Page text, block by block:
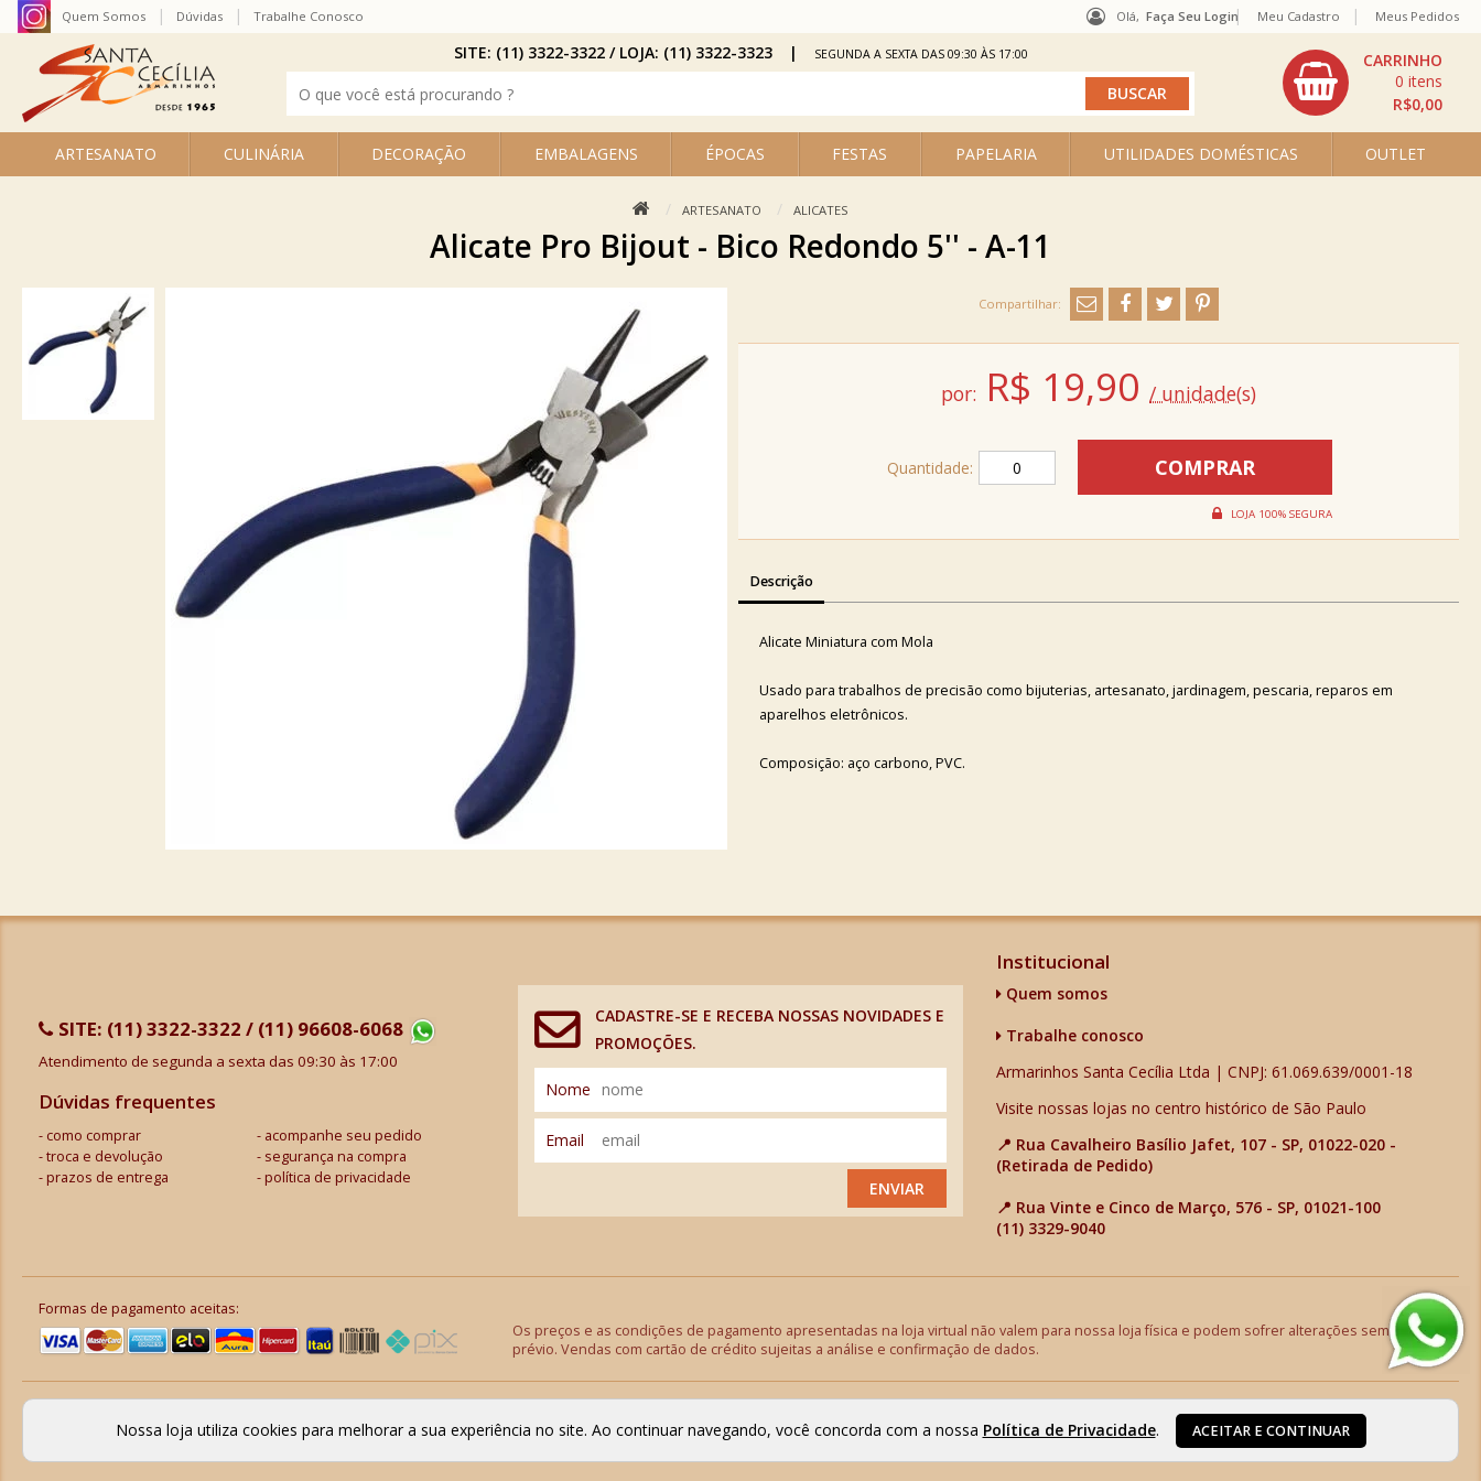
Olá, Faça Seu Login
ARTESANATO CULINÁRIA DECORAÇÃO EMBALAGENS ÉPOCAS FESTAS PAPELARIA UTILIDADES DOMÉSTICAS OUTLET
R$0,00
0
Quem Somos Dúvidas Trabalhe Conosco Meu Cadastro Meus Pedidos
SITE: (11) 3322-3322 / LOJA: (11) 3322-3323 SEGUNDA A SEXTA DAS 09:30 ÀS 17:00
ARTESANATO ALICATES
Alicate Pro Bijout - Bico Redondo 5'' - A-11
por: R$ 19,90 / unidade(s)
Quantidade:
Descrição
Alicate Miniatura com Mola
Usado para trabalhos de precisão como bijuterias, artesanato, jardinagem, pescaria, reparos em
aparelhos eletrônicos.
Composição: aço carbono, PVC.
SITE: (11) 3322-3322 / (11) 96608-6068
Atendimento de segunda a sexta das 09:30 às 17:00
Dúvidas frequentes
como comprar
acompanhe seu pedido
troca e devolução
segurança na compra
prazos de entrega
política de privacidade
CADASTRE-SE E RECEBA NOSSAS NOVIDADES E
PROMOÇÕES.
Nome
Email
ENVIAR
Institucional
Quem somos
Trabalhe conosco
Armarinhos Santa Cecília Ltda | CNPJ: 61.069.639/0001-18
Visite nossas lojas no centro histórico de São Paulo
📍 Rua Cavalheiro Basílio Jafet, 107 - SP, 01022-020 -
(Retirada de Pedido)
📍 Rua Vinte e Cinco de Março, 576 - SP, 01021-100
(11) 3329-9040
Formas de pagamento aceitas:
Os preços e as condições de pagamento apresentadas na loja virtual não valem para nossa loja física e podem sofrer alterações sem aviso
prévio. Vendas com cartão de crédito sujeitas a análise e confirmação de dados.
Nossa loja utiliza cookies para melhorar a sua experiência no site. Ao continuar navegando, você concorda com a nossa Política de Privacidade. ACEITAR E CONTINUAR